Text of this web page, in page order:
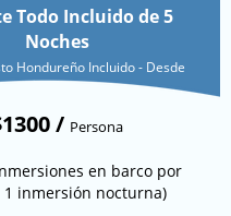
Todo Incluido de 5
Noches
Hondureño Incluido - Desde
/ Persona
en barco por
inmersión nocturna)